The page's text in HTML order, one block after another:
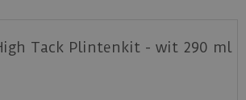
Tack Plintenkit - wit 290 ml